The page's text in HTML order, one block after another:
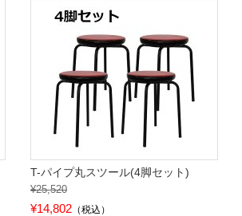
T-パイプ丸スツール(4脚セット)
¥25,520
¥14,802（税込）